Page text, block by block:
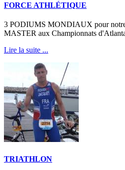
FORCE ATHLÉTIQUE
3 PODIUMS MONDIAUX pour
MASTER aux Championnats
Lire la suite ...
TRIATHLON